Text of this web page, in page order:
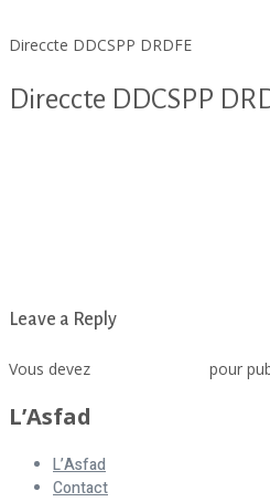
Direccte DDCSPP DRDFE
Direccte DDCSPP
Leave a Reply
Vous devez pour
L’Asfad
L’Asfad
Contact